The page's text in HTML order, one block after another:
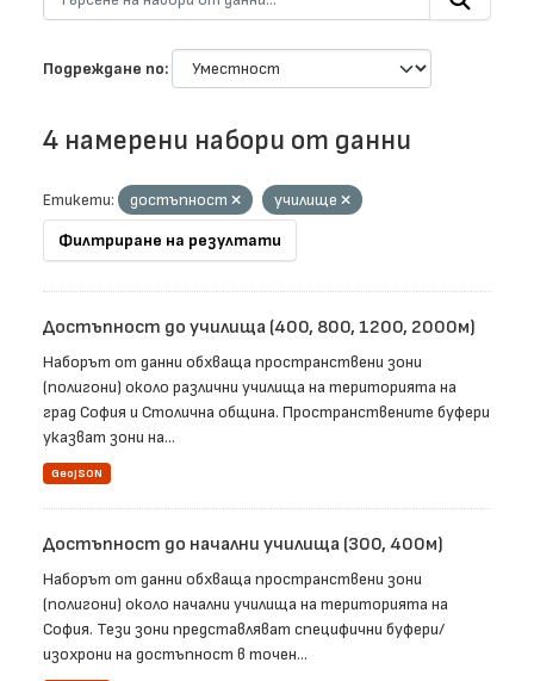
Подреждане по
4 намерени набори от данни
Етикети: достъпност
училище
Филтриране на резултати
Достъпност до училища (400, 800, 1200, 2000м)
Наборът от данни обхваща пространствени зони
(полигони) около различни училища на територията на
град София и Столична община. Пространствените буфери
указват зони на...
GeoJSON
Достъпност до начални училища (300, 400м)
Наборът от данни обхваща пространствени зони
(полигони) около начални училища на територията на
София. Тези зони представляват специфични буфери/
изохрони на достъпност в точен...